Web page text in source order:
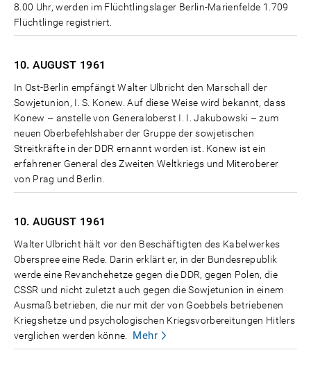
8.00 Uhr, werden im Flüchtlingslager Berlin-Marienfelde 1.709
Flüchtlinge registriert.
10. AUGUST 1961
In Ost-Berlin empfängt Walter Ulbricht den Marschall der
Sowjetunion, I. S. Konew. Auf diese Weise wird bekannt, dass
Konew – anstelle von Generaloberst I. I. Jakubowski – zum
neuen Oberbefehlshaber der Gruppe der sowjetischen
Streitkräfte in der DDR ernannt worden ist. Konew ist ein
erfahrener General des Zweiten Weltkriegs und Miteroberer
von Prag und Berlin.
10. AUGUST 1961
Walter Ulbricht hält vor den Beschäftigten des Kabelwerkes
Oberspree eine Rede. Darin erklärt er, in der Bundesrepublik
werde eine Revanchehetze gegen die DDR, gegen Polen, die
CSSR und nicht zuletzt auch gegen die Sowjetunion in einem
Ausmaß betrieben, die nur mit der von Goebbels betriebenen
Kriegshetze und psychologischen Kriegsvorbereitungen Hitlers
verglichen werden könne.
Mehr